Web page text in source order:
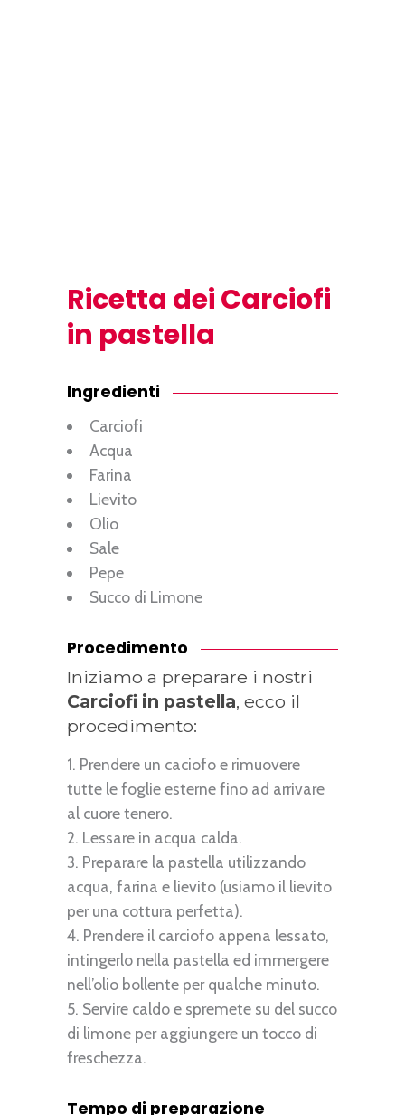
Ricetta dei Carciofi
in pastella
Ingredienti
Carciofi
Acqua
Farina
Lievito
Olio
Sale
Pepe
Succo di Limone
Procedimento
Iniziamo a preparare i nostri
Carciofi in pastella, ecco il
procedimento:
Prendere un caciofo e rimuovere
tutte le foglie esterne fino ad arrivare
al cuore tenero.
Lessare in acqua calda.
Preparare la pastella utilizzando
acqua, farina e lievito (usiamo il lievito
per una cottura perfetta).
Prendere il carciofo appena lessato,
intingerlo nella pastella ed immergere
nell’olio bollente per qualche minuto.
Servire caldo e spremete su del succo
di limone per aggiungere un tocco di
freschezza.
Tempo di preparazione